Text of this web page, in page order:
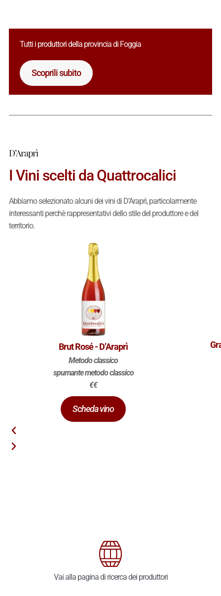
Tutti i produttori della provincia di Foggia
Scoprili subito
D’Araprì
I Vini scelti da Quattrocalici
Abbiamo selezionato alcuni dei vini di D’Araprì, particolarmente
interessanti perchè rappresentativi dello stile del produttore e del
territorio.
Brut Rosé - D’Araprì
Metodo classico
spumante metodo classico
€€
Scheda vino
Vai alla pagina di ricerca dei produttori